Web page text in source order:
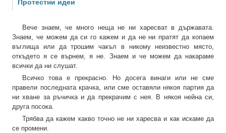
Протестни идеи
Вече знаем, че много неща не ни харесват в държавата.
Знаем, че можем да си го кажем и да не ни пратят да копаем
въглища или да трошим чакъл в никому неизвестно място,
откъдето я се върнем, я не. Знаем и че можем да накараме
всички да ни слушат.
Всичко това е прекрасно. Но досега винаги или не сме
правели последната крачка, или сме оставяли някоя партия да
ни хване за ръчичка и да прекрачим с нея. В някоя нейна си,
друга посока.
Трябва да кажем какво точно не ни харесва и как искаме да
се промени.